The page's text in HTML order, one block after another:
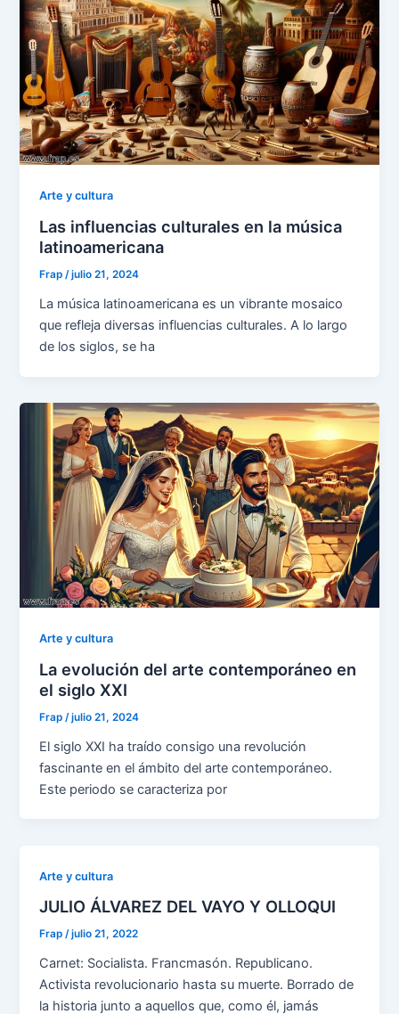
Arte y cultura
Las influencias culturales en la música
latinoamericana
Frap/julio 21, 2024
La música latinoamericana es un vibrante mosaico
que refleja diversas influencias culturales. A lo largo
de los siglos, se ha
Arte y cultura
La evolución del arte contemporáneo en
el siglo XXI
Frap /julio 21, 2024
El siglo XXI ha traído consigo una revolución
fascinante en el ámbito del arte contemporáneo.
Este periodo se caracteriza por
Arte y cultura
JULIO ÁLVAREZ DEL VAYO Y OLLOQUI
Frap/julio 21, 2022
Carnet: Socialista. Francmasón. Republicano.
Activista revolucionario hasta su muerte. Borrado de
la historia junto a aquellos que, como él, jamás